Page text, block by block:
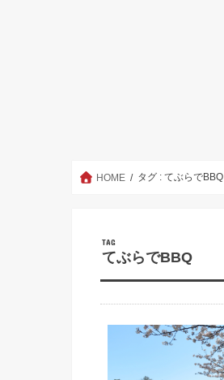
HOME タグ : てぶらでBBQ
TAG
てぶらでBBQ